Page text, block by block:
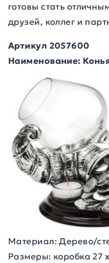
готовы стать
друзей, коллег и
Артикул 2057600
Наименование:
Материал: Дерево/
Размеры: коробка 27 х